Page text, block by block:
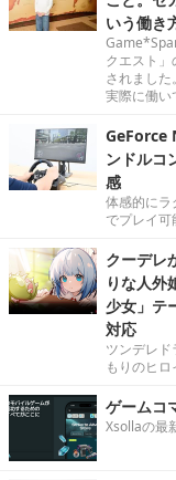
クーデレ
りな人外
少女」テ
対応
ツンデレド
ゲームコ
Xsollaの最
wer 5」
デスクト
迫力を感じ
がたい！
アニマや
「進化テ
さまざまな